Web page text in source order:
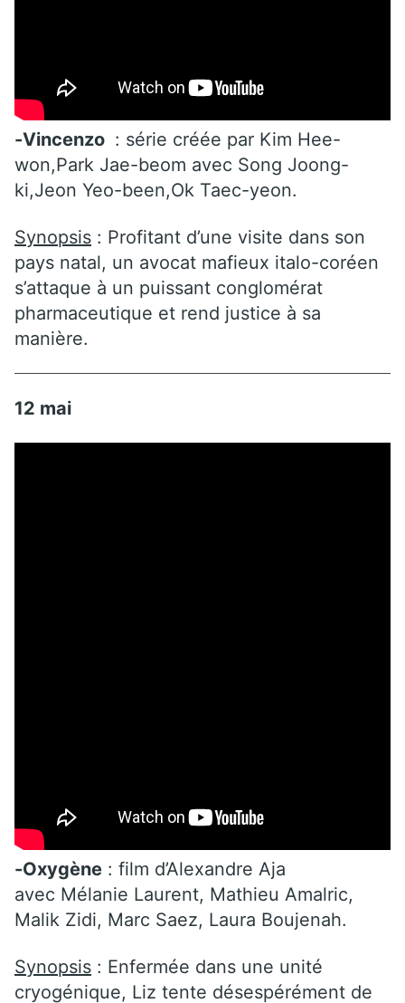
-Vincenzo : série créée par Kim Hee-
won,Park Jae-beom avec Song Joong-
ki,Jeon Yeo-been,Ok Taec-yeon.
Synopsis : Profitant d’une visite dans son
pays natal, un avocat mafieux italo-coréen
s’attaque à un puissant conglomérat
pharmaceutique et rend justice à sa
manière.
12 mai
-Oxygène : film d’Alexandre Aja
avec Mélanie Laurent, Mathieu Amalric,
Malik Zidi, Marc Saez, Laura Boujenah.
Synopsis : Enfermée dans une unité
cryogénique, Liz tente désespérément de